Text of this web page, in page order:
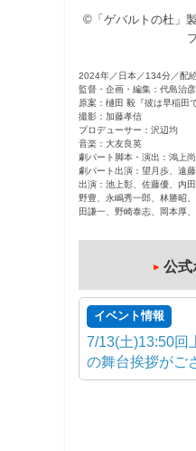
©「ゲバルトの杜」
2024年／日本／134分／配
監督・企画・編集：代島治彦
原案：樋田 毅『彼は早稲田
撮影：加藤孝信
プロデューサー：沢辺均
音楽：大友良英
劇パート脚本・演出：鴻上
劇パート出演：望月歩、遠
出演：池上彰、佐藤優、内
野豊、永嶋秀一郎、林勝昭
田謙一、野崎泰志、岡本厚
公式
イベント情報
7/13(土)13:50回
の舞台挨拶がご